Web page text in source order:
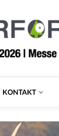
KONTAKT